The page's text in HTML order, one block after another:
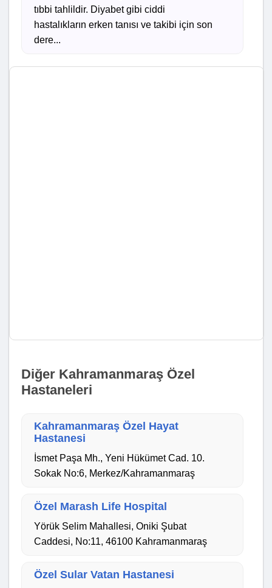
tıbbi tahlildir. Diyabet gibi ciddi
hastalıkların erken tanısı ve takibi için son
dere...
Diğer Kahramanmaraş Özel
Hastaneleri
Kahramanmaraş Özel Hayat
Hastanesi
İsmet Paşa Mh., Yeni Hükümet Cad. 10.
Sokak No:6, Merkez/Kahramanmaraş
Özel Marash Life Hospital
Yörük Selim Mahallesi, Oniki Şubat
Caddesi, No:11, 46100 Kahramanmaraş
Özel Sular Vatan Hastanesi